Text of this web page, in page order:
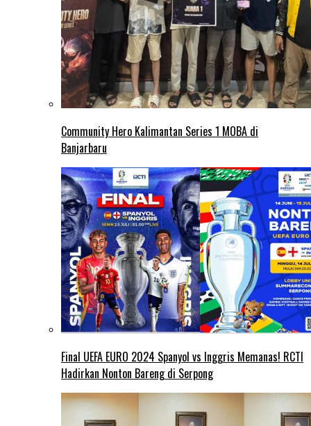
Community Hero Kalimantan Series 1 MOBA di
Banjarbaru
Final UEFA EURO 2024 Spanyol vs Inggris Memanas! RCTI
Hadirkan Nonton Bareng di Serpong